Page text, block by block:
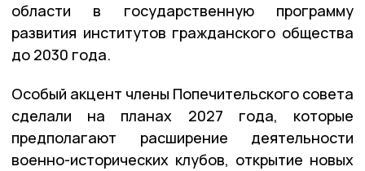
области в государственную программу
развития институтов гражданского общества
до 2030 года.
Особый акцент члены Попечительского совета
сделали на планах 2027 года, которые
предполагают расширение деятельности
военно-исторических клубов, открытие новых